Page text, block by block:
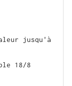
jusqu'à
18/8